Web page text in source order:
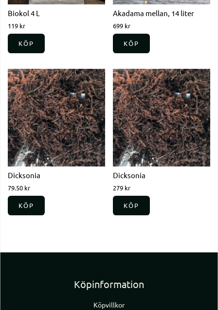
Biokol 4 L
119 kr
KÖP
Akadama mellan, 14 liter
699 kr
KÖP
Dicksonia
79.50 kr
KÖP
Dicksonia
279 kr
KÖP
Köpinformation
Köpvillkor